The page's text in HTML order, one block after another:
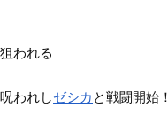
われる
われしゼシカ と戦闘開始！